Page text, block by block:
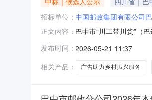
招标单位： 中国邮政集团有限公司
正文内容： 巴中市“川工带川货”（
电商行业和消费者代表
分100分），从主体资
发布时间： 2026-05-21 11:37
相关产品：
广告助力乡村振兴服务